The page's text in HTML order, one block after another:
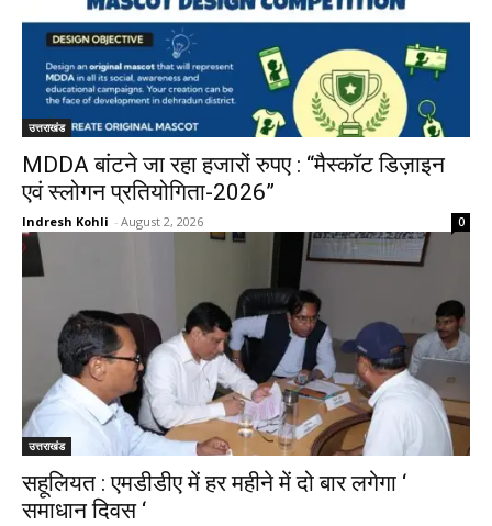
उत्तराखंड
MDDA बांटने जा रहा हजारों रुपए : “मैस्कॉट डिज़ाइन
एवं स्लोगन प्रतियोगिता-2026”
Indresh Kohli - August 2, 2026 0
उत्तराखंड
सहूलियत : एमडीडीए में हर महीने में दो बार लगेगा ‘
समाधान दिवस ‘